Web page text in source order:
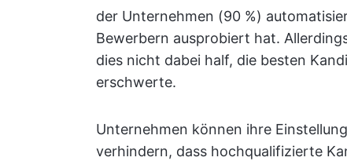
der Unternehmen (90 %)
Bewerbern ausprobiert hat.
dies nicht dabei half, die besten
erschwerte.
Unternehmen können ihre
verhindern, dass hochqualifizierte